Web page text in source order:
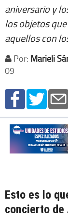
aniversario y
los objetos
aquellos con
Por: Marieli
09
Esto es lo
concierto de